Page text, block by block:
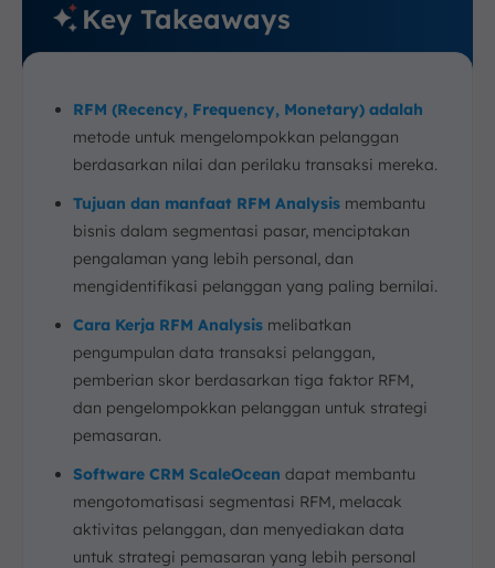
8. Solusi Segmentasi Pelanggan Efektif dengan
Software CRM ScaleOcean
FAQ:
Key Takeaways
RFM (Recency, Frequency, Monetary) adalah
metode untuk mengelompokkan pelanggan
berdasarkan nilai dan perilaku transaksi mereka.
Tujuan dan manfaat RFM Analysis membantu
bisnis dalam segmentasi pasar, menciptakan
pengalaman yang lebih personal, dan
mengidentifikasi pelanggan yang paling bernilai.
Cara Kerja RFM Analysis melibatkan
pengumpulan data transaksi pelanggan,
pemberian skor berdasarkan tiga faktor RFM,
dan pengelompokkan pelanggan untuk strategi
pemasaran.
Software CRM ScaleOcean dapat membantu
mengotomatisasi segmentasi RFM, melacak
aktivitas pelanggan, dan menyediakan data
untuk strategi pemasaran yang lebih personal